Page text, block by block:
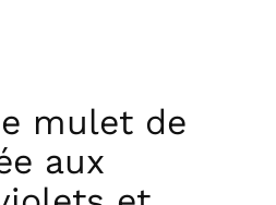
mulet de
aux